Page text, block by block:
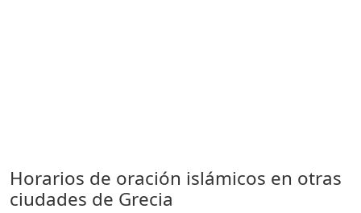
Horarios de oración islámicos en otras
ciudades de Grecia